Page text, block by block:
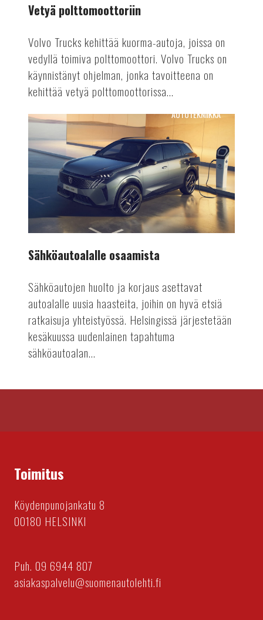
Vetyä polttomoottoriin
Volvo Trucks kehittää kuorma-autoja, joissa on
vedyllä toimiva polttomoottori. Volvo Trucks on
käynnistänyt ohjelman, jonka tavoitteena on
kehittää vetyä polttomoottorissa...
Sähköautoalalle
osaamista
AUTOTEKNIIKKA
Sähköautoalalle osaamista
Sähköautojen huolto ja korjaus asettavat
autoalalle uusia haasteita, joihin on hyvä etsiä
ratkaisuja yhteistyössä. Helsingissä järjestetään
kesäkuussa uudenlainen tapahtuma
sähköautoalan...
Toimitus
Köydenpunojankatu 8
00180 HELSINKI
Puh. 09 6944 807
asiakaspalvelu@suomenautolehti.fi